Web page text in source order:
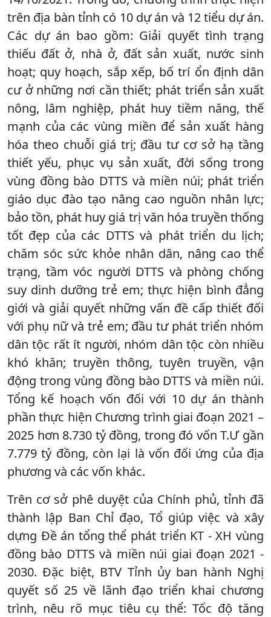
trên địa bàn tỉnh có 10 dự án và 12 tiểu dự án.
Các dự án bao gồm: Giải quyết tình trạng
thiếu đất ở, nhà ở, đất sản xuất, nước sinh
hoạt; quy hoạch, sắp xếp, bố trí ổn định dân
cư ở những nơi cần thiết; phát triển sản xuất
nông, lâm nghiệp, phát huy tiềm năng, thế
mạnh của các vùng miền để sản xuất hàng
hóa theo chuỗi giá trị; đầu tư cơ sở hạ tầng
thiết yếu, phục vụ sản xuất, đời sống trong
vùng đồng bào DTTS và miền núi; phát triển
giáo dục đào tạo nâng cao nguồn nhân lực;
bảo tồn, phát huy giá trị văn hóa truyền thống
tốt đẹp của các DTTS và phát triển du lịch;
chăm sóc sức khỏe nhân dân, nâng cao thể
trạng, tầm vóc người DTTS và phòng chống
suy dinh dưỡng trẻ em; thực hiện bình đẳng
giới và giải quyết những vấn đề cấp thiết đối
với phụ nữ và trẻ em; đầu tư phát triển nhóm
dân tộc rất ít người, nhóm dân tộc còn nhiều
khó khăn; truyền thông, tuyên truyền, vận
động trong vùng đồng bào DTTS và miền núi.
Tổng kế hoạch vốn đối với 10 dự án thành
phần thực hiện Chương trình giai đoạn 2021 –
2025 hơn 8.730 tỷ đồng, trong đó vốn T.Ư gần
7.779 tỷ đồng, còn lại là vốn đối ứng của địa
phương và các vốn khác.
Trên cơ sở phê duyệt của Chính phủ, tỉnh đã
thành lập Ban Chỉ đạo, Tổ giúp việc và xây
dựng Đề án tổng thể phát triển KT - XH vùng
đồng bào DTTS và miền núi giai đoạn 2021 -
2030. Đặc biệt, BTV Tỉnh ủy ban hành Nghị
quyết số 25 về lãnh đạo triển khai chương
trình, nêu rõ mục tiêu cụ thể: Tốc độ tăng